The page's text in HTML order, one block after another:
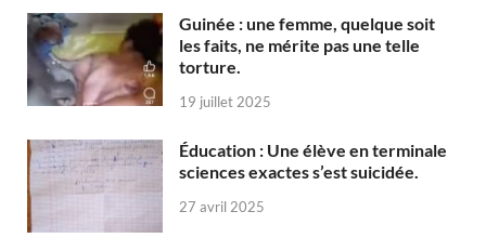
Guinée : une femme, quelque soit
les faits, ne mérite pas une telle
torture.
19 juillet 2025
Éducation : Une élève en terminale
sciences exactes s’est suicidée.
27 avril 2025